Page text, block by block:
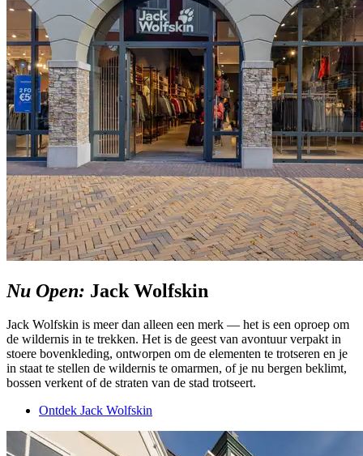
Nu Open: Jack Wolfskin
Jack Wolfskin is meer dan alleen een merk — het is een oproep om
de wildernis in te trekken. Het is de geest van avontuur verpakt in
stoere bovenkleding, ontworpen om de elementen te trotseren en je
in staat te stellen de wildernis te omarmen, of je nu bergen beklimt,
bossen verkent of de straten van de stad trotseert.
Ontdek Jack Wolfskin